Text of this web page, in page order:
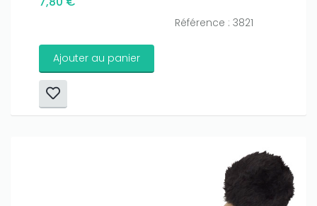
Référence : 3821
Ajouter au panier